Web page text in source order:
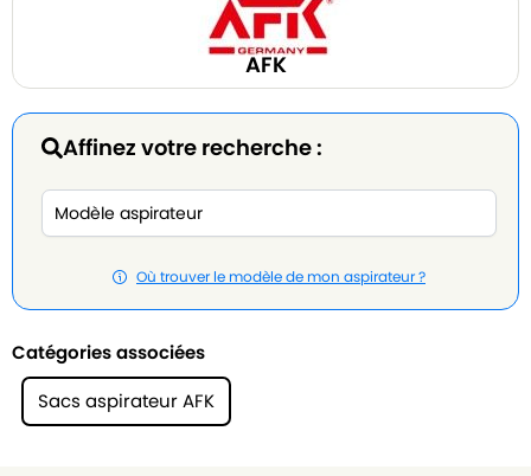
AFK
Affinez votre recherche :
Où trouver le modèle de mon aspirateur ?
Catégories associées
Sacs aspirateur AFK